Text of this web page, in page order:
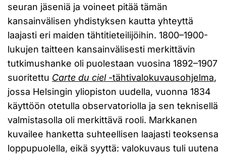
seuran jäseniä ja voineet pitää tämän
kansainvälisen yhdistyksen kautta yhteyttä
laajasti eri maiden tähtitieteilijöihin. 1800–1900-
lukujen taitteen kansainvälisesti merkittävin
tutkimushanke oli puolestaan vuosina 1892–1907
suoritettu Carte du ciel-tähtivalokuvausohjelma,
jossa Helsingin yliopiston uudella, vuonna 1834
käyttöön otetulla observatoriolla ja sen teknisellä
valmistasolla oli merkittävä rooli. Markkanen
kuvailee hanketta suhteellisen laajasti teoksensa
loppupuolella, eikä syyttä: valokuvaus tuli uutena